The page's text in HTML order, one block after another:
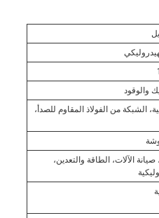
والوقود
الشبكة من الفولاذ المقاوم للصدأ،
الآلات، الطاقة والتعدين،